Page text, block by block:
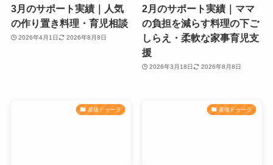
3月のサポート実績｜人気
の作り置き料理・育児相談
2026年4月1日 2026年8月8日
2月のサポート実績｜ママ
の負担を減らす料理の下ご
しらえ・柔軟な家事育児支
援
2026年3月18日 2026年8月8日
産後ドゥーラ 産後ドゥーラ